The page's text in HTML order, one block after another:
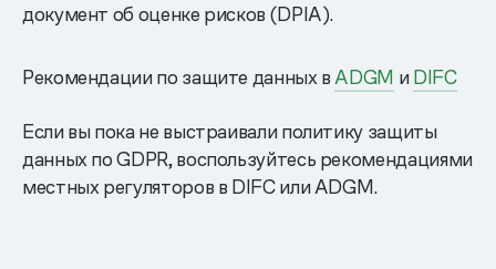
документ об оценке рисков (DPIA).
Рекомендации по защите данных вADGM иDIFC
Если вы пока не выстраивали политику защиты
данных по GDPR, воспользуйтесь рекомендациями
местных регуляторов в DIFC или ADGM.